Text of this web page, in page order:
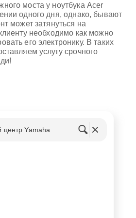
моста у ноутбука Acer
одного дня, однако, бывают
может затянуться на
необходимо как можно
его электронику. В таких
услугу срочного
центр Yamaha